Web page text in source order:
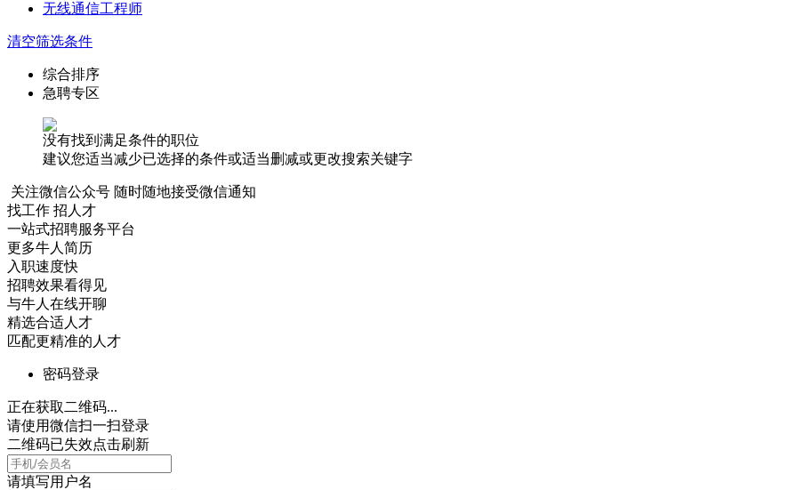
无线通信工程师
清空筛选条件
综合排序
急聘专区
没有找到满足条件的职位
建议您适当减少已选择的条件或适当删减或更改搜索关键字
关注微信公众号 随时随地接受微信通知
找工作 招人才
一站式招聘服务平台
更多牛人简历
入职速度快
招聘效果看得见
与牛人在线开聊
精选合适人才
匹配更精准的人才
密码登录
正在获取二维码...
请使用微信扫一扫登录
二维码已失效点击刷新
请填写用户名